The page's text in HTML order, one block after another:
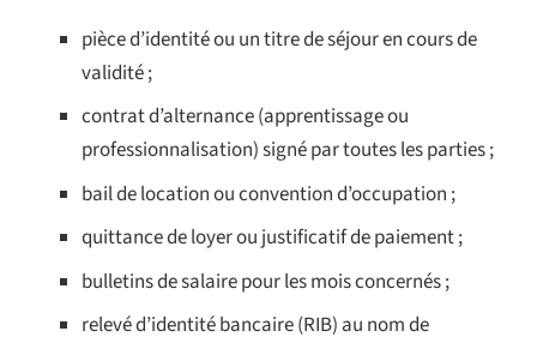
pièce d’identité ou un titre de séjour en cours de
validité ;
contrat d’alternance (apprentissage ou
professionnalisation) signé par toutes les parties ;
bail de location ou convention d’occupation ;
quittance de loyer ou justificatif de paiement ;
bulletins de salaire pour les mois concernés ;
relevé d’identité bancaire (RIB) au nom de